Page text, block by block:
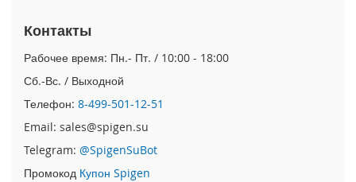
o
n
e
A
i
r
i
P
h
Контакты
Рабочее время: Пн.- Пт. / 10:00 - 18:00
Сб.-Вс. / Выходной
Телефон: 8-499-501-12-51
Email: sales@spigen.su
Telegram: @SpigenSuBot
Промокод Купон Spigen